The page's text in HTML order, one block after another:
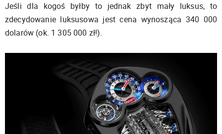
Jeśli dla kogoś byłby to jednak zbyt mały luksus, to
zdecydowanie luksusowa jest cena wynosząca 340 000
dolarów (ok. 1 305 000 zł!).